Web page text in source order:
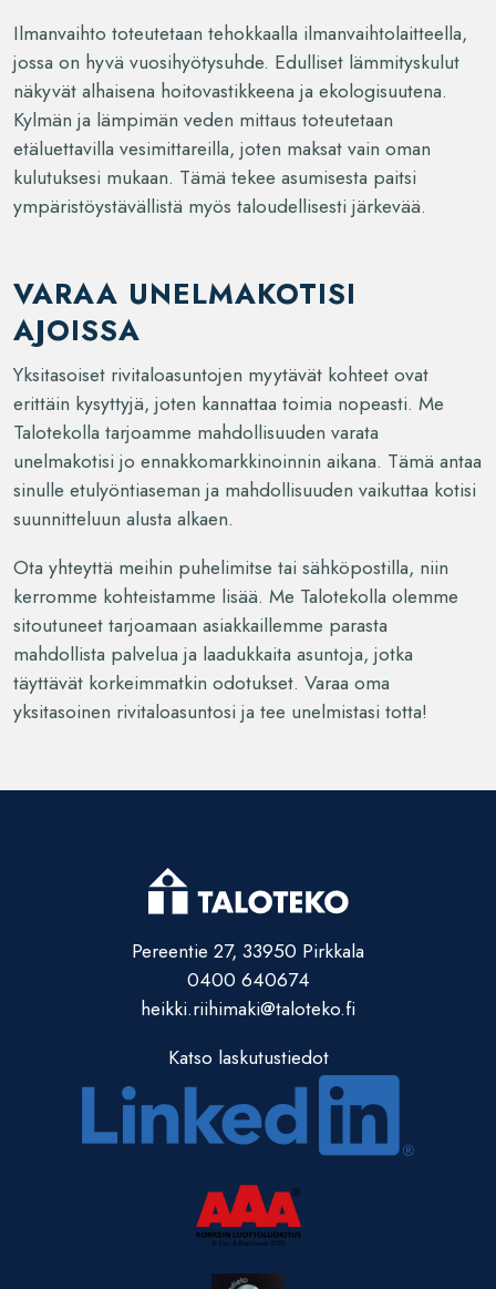
Ilmanvaihto toteutetaan tehokkaalla ilmanvaihtolaitteella,
jossa on hyvä vuosihyötysuhde. Edulliset lämmityskulut
näkyvät alhaisena hoitovastikkeena ja ekologisuutena.
Kylmän ja lämpimän veden mittaus toteutetaan
etäluettavilla vesimittareilla, joten maksat vain oman
kulutuksesi mukaan. Tämä tekee asumisesta paitsi
ympäristöystävällistä myös taloudellisesti järkevää.
VARAA UNELMAKOTISI
AJOISSA
Yksitasoiset rivitaloasuntojen myytävät kohteet ovat
erittäin kysyttyjä, joten kannattaa toimia nopeasti. Me
Talotekolla tarjoamme mahdollisuuden varata
unelmakotisi jo ennakkomarkkinoinnin aikana. Tämä antaa
sinulle etulyöntiaseman ja mahdollisuuden vaikuttaa kotisi
suunnitteluun alusta alkaen.
Ota yhteyttä meihin puhelimitse tai sähköpostilla, niin
kerromme kohteistamme lisää. Me Talotekolla olemme
sitoutuneet tarjoamaan asiakkaillemme parasta
mahdollista palvelua ja laadukkaita asuntoja, jotka
täyttävät korkeimmatkin odotukset. Varaa oma
yksitasoinen rivitaloasuntosi ja tee unelmistasi totta!
Pereentie 27, 33950 Pirkkala
0400 640674
heikki.riihimaki@taloteko.fi
Katso laskutustiedot